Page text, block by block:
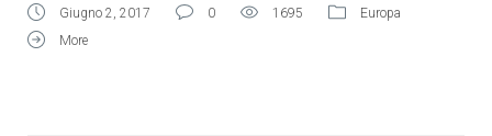
Giugno 2, 2017 0 1695
Europa
More